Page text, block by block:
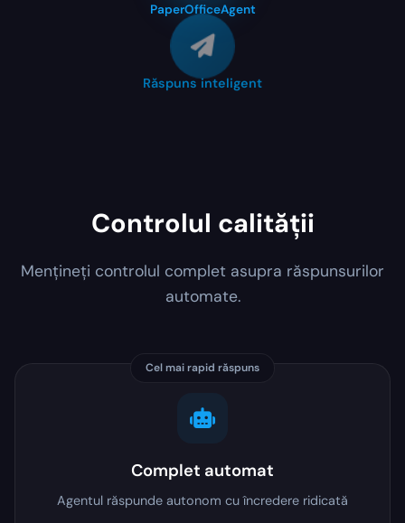
PaperOfficeAgent
Răspuns inteligent
Controlul calității
Mențineți controlul complet asupra răspunsurilor
automate.
Cel mai rapid răspuns
Complet automat
Agentul răspunde autonom cu încredere ridicată